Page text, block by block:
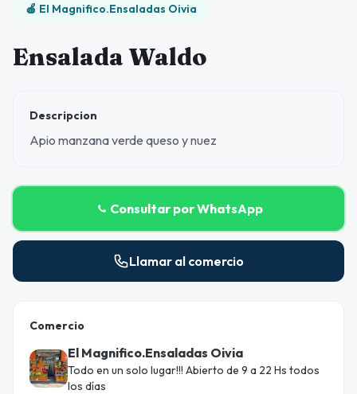
🍎 El Magnifico.Ensaladas Oivia
Ensalada Waldo
Descripcion
Apio manzana verde queso y nuez
Consultar por WhatsApp
Llamar al comercio
Comercio
El Magnifico.Ensaladas Oivia
Todo en un solo lugar!!! Abierto de 9 a 22 Hs todos
los días